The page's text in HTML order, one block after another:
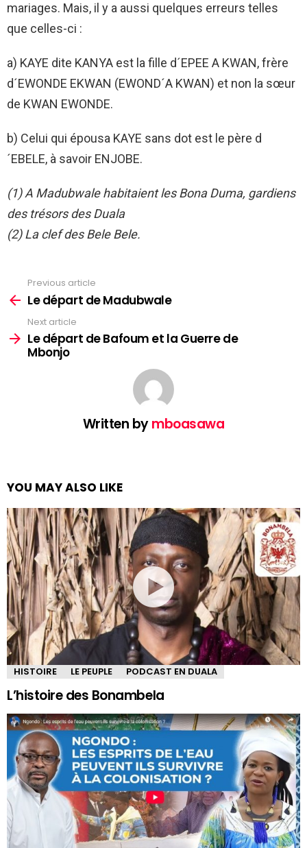
mariages. Mais, il y a aussi quelques erreurs telles
que celles-ci :
a) KAYE dite KANYA est la fille d´EPEE A KWAN, frère
d´EWONDE EKWAN (EWOND´A KWAN) et non la sœur
de KWAN EWONDE.
b) Celui qui épousa KAYE sans dot est le père d
´EBELE, à savoir ENJOBE.
(1) A Madubwale habitaient les Bona Duma, gardiens
des trésors des Duala
(2) La clef des Bele Bele.
more
Previous article
Le départ de Madubwale
Next article
Le départ de Bafoum et la Guerre de
Mbonjo
Written bymboasawa
YOU MAY ALSO LIKE
HISTOIRE LE PEUPLE PODCAST EN DUALA
L’histoire des Bonambela